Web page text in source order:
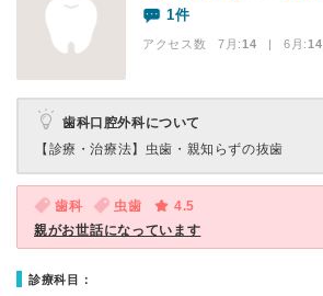
1件
アクセス数 7月:14 | 6月:14
歯科口腔外科について
【診療・治療法】 虫歯・親知らずの抜歯
歯科 虫歯
4.5
親がお世話になっています
診療科目：